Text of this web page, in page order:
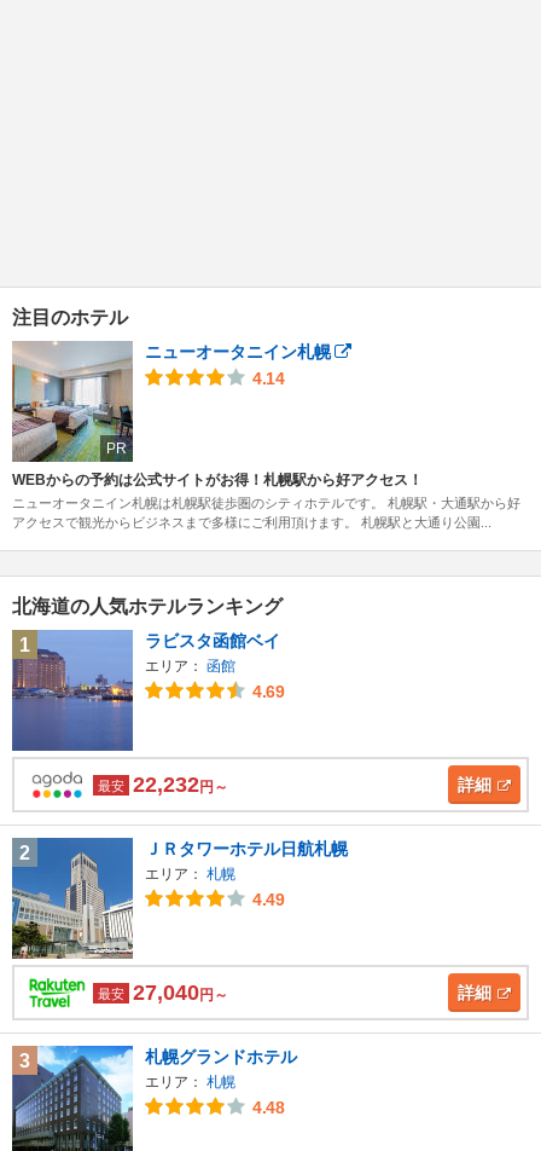
注目のホテル
PR
ニューオータニイン札幌
4.14
WEBからの予約は公式サイトがお得！札幌駅から好アクセス！
ニューオータニイン札幌は札幌駅徒歩圏のシティホテルです。 札幌駅・大通駅から好
アクセスで観光からビジネスまで多様にご利用頂けます。 札幌駅と大通り公園...
北海道の人気ホテルランキング
1
ラビスタ函館ベイ
エリア： 函館
4.69
最安 22,232円～ 詳細
2 ＪＲタワーホテル日航札幌
エリア： 札幌
4.49
最安 27,040円～ 詳細
3 札幌グランドホテル
エリア： 札幌
4.48